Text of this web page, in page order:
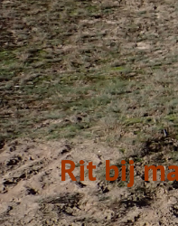
Rit bij